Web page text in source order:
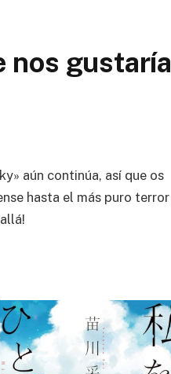
nos gustaría
aún continúa, así que os
hasta el más puro terror